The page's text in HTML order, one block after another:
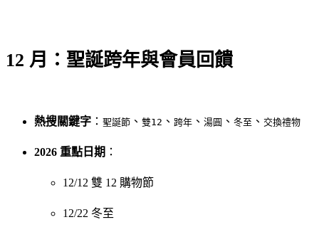
12 月：聖誕跨年與會員回饋
熱搜關鍵字 ： 聖誕節 、 雙12 、 跨年 、 湯圓 、 冬至 、 交換禮物
2026 重點日期 ：
12/12 雙 12 購物節
12/22 冬至